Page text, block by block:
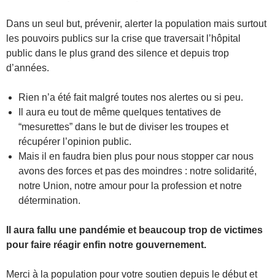
Dans un seul but, prévenir, alerter la population mais surtout
les pouvoirs publics sur la crise que traversait l’hôpital
public dans le plus grand des silence et depuis trop
d’années.
Rien n’a été fait malgré toutes nos alertes ou si peu.
Il aura eu tout de même quelques tentatives de
“mesurettes” dans le but de diviser les troupes et
récupérer l’opinion public.
Mais il en faudra bien plus pour nous stopper car nous
avons des forces et pas des moindres : notre solidarité,
notre Union, notre amour pour la profession et notre
détermination.
Il aura fallu une pandémie et beaucoup trop de victimes
pour faire réagir enfin notre gouvernement.
Merci à la population pour votre soutien depuis le début et